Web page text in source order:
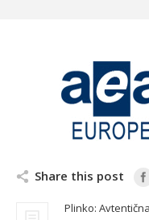
Share this post
Plinko: